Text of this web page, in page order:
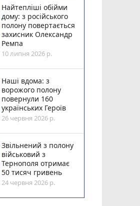
Найтепліші обійми
дому: з російського
полону повертається
захисник Олександр
Ремпа
10 липня 2026 р.
Наші вдома: з
ворожого полону
повернули 160
українських Героїв
26 червня 2026 р.
Звільнений з полону
військовий з
Тернополя отримає
50 тисяч гривень
24 червня 2026 р.